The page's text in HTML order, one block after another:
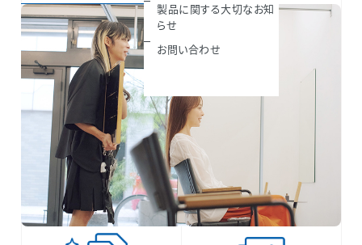
製品に関する大切なお知
らせ
お問い合わせ